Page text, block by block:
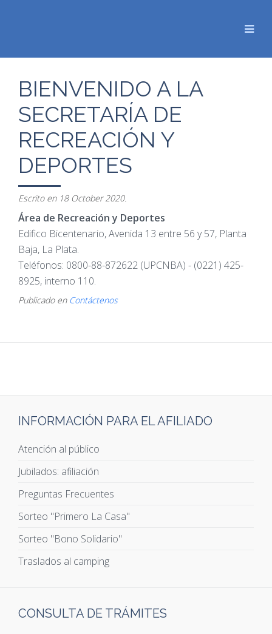
BIENVENIDO A LA
SECRETARÍA DE
RECREACIÓN Y
DEPORTES
Escrito en 18 October 2020.
Área de Recreación y Deportes
Edifico Bicentenario, Avenida 13 entre 56 y 57, Planta
Baja, La Plata.
Teléfonos: 0800-88-872622 (UPCNBA) - (0221) 425-
8925, interno 110.
Publicado en Contáctenos
INFORMACIÓN PARA EL AFILIADO
Atención al público
Jubilados: afiliación
Preguntas Frecuentes
Sorteo "Primero La Casa"
Sorteo "Bono Solidario"
Traslados al camping
CONSULTA DE TRÁMITES